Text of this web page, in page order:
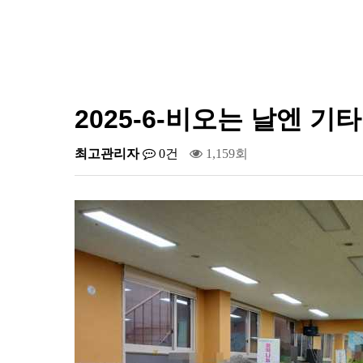
2025-6-비오는 날엔 기
최고관리자 0건 1,159회